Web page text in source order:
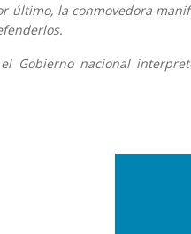
último, la conmovedora
el Gobierno nacional